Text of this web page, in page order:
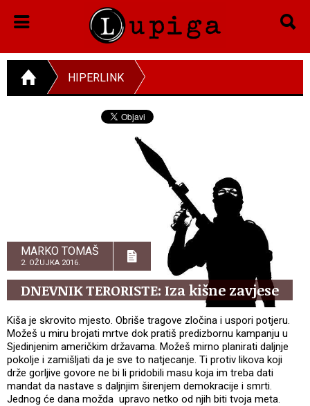
HIPERLINK
MARKO TOMAŠ
2. OŽUJKA 2016.
DNEVNIK TERORISTE: Iza kišne zavjese
Kiša je skrovito mjesto. Obriše tragove zločina i uspori potjeru.
Možeš u miru brojati mrtve dok pratiš predizbornu kampanju u
Sjedinjenim američkim državama. Možeš mirno planirati daljnje
pokolje i zamišljati da je sve to natjecanje. Ti protiv likova koji
drže gorljive govore ne bi li pridobili masu koja im treba dati
mandat da nastave s daljnjim širenjem demokracije i smrti.
Jednog će dana možda upravo netko od njih biti tvoja meta.